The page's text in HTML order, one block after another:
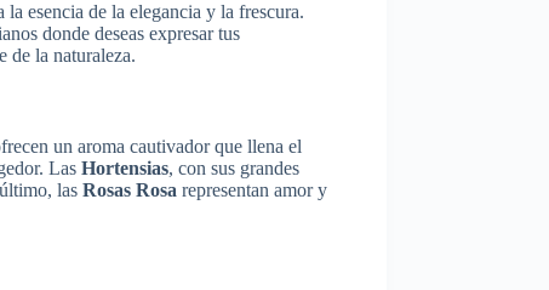
esencia de la elegancia y la frescura.
donde deseas expresar tus
de la naturaleza.
un aroma cautivador que llena el
Las Hortensias, con sus grandes
las Rosas Rosa representan amor y